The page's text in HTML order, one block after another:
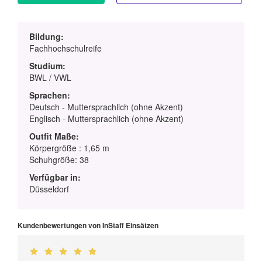
Bildung:
Fachhochschulreife
Studium:
BWL / VWL
Sprachen:
Deutsch - Muttersprachlich (ohne Akzent)
Englisch - Muttersprachlich (ohne Akzent)
Outfit Maße:
Körpergröße : 1,65 m
Schuhgröße: 38
Verfügbar in:
Düsseldorf
Kundenbewertungen von InStaff Einsätzen